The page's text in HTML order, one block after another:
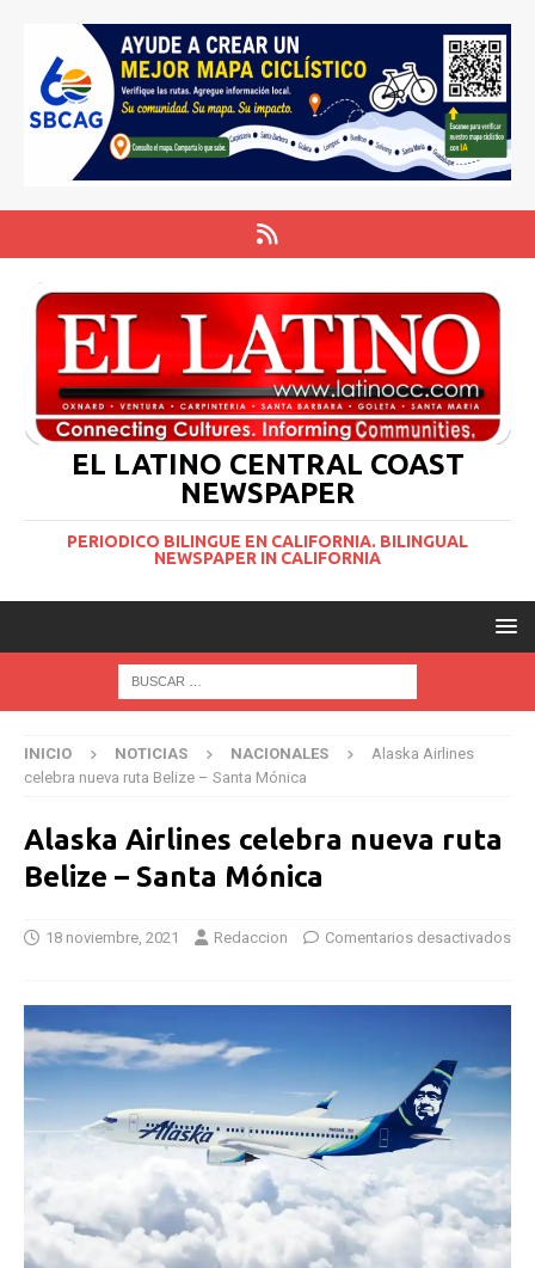
EL LATINO CENTRAL COAST
NEWSPAPER
PERIODICO BILINGUE EN CALIFORNIA. BILINGUAL
NEWSPAPER IN CALIFORNIA
INICIO NOTICIAS NACIONALES
Alaska Airlines
celebra nueva ruta Belize – Santa Mónica
Alaska Airlines celebra nueva ruta
Belize – Santa Mónica
18 noviembre, 2021 Redaccion Comentarios desactivados